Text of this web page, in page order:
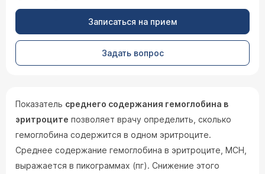
Записаться на прием
Задать вопрос
Показатель среднего содержания гемоглобина в
эритроците позволяет врачу определить, сколько
гемоглобина содержится в одном эритроците.
Среднее содержание гемоглобина в эритроците, MCH,
выражается в пикограммах (пг). Снижение этого